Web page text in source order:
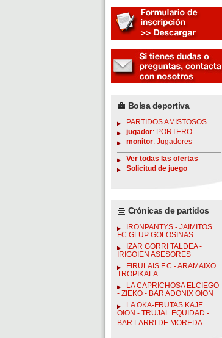
Bolsa deportiva
PARTIDOS AMISTOSOS
jugador: PORTERO
monitor: Jugadores
Ver todas las ofertas
Solicitud de juego
Crónicas de partidos
IRONPANTYS - JAIMITOS
FC GLUP GOLOSINAS
IZAR GORRI TALDEA -
IRIGOIEN ASESORES
FIRULAIS F.C - ARAMAIXO
TROPIKALA
LA CAPRICHOSA ELCIEGO
- ZIEKO - BAR ADONIX OION
LA OKA-FRUTAS KAJE
OION - TRUJAL EQUIDAD -
BAR LARRI DE MOREDA